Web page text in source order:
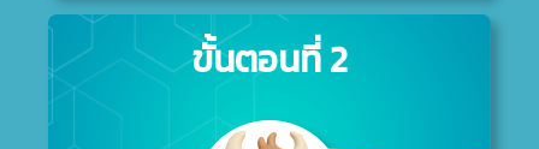
ขั้นตอนที่ 2